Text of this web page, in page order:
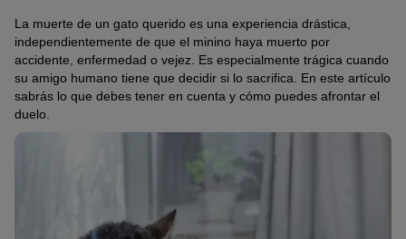
La muerte de un gato querido es una experiencia drástica,
independientemente de que el minino haya muerto por
accidente, enfermedad o vejez. Es especialmente trágica cuando
su amigo humano tiene que decidir si lo sacrifica. En este artículo
sabrás lo que debes tener en cuenta y cómo puedes afrontar el
duelo.